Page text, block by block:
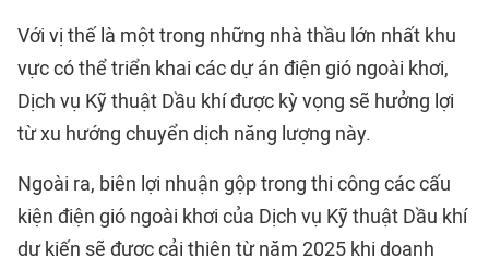
Với vị thế là một trong những nhà thầu lớn nhất khu
vực có thể triển khai các dự án điện gió ngoài khơi,
Dịch vụ Kỹ thuật Dầu khí được kỳ vọng sẽ hưởng lợi
từ xu hướng chuyển dịch năng lượng này.
Ngoài ra, biên lợi nhuận gộp trong thi công các cấu
kiện điện gió ngoài khơi của Dịch vụ Kỹ thuật Dầu khí
dự kiến sẽ được cải thiện từ năm 2025 khi doanh